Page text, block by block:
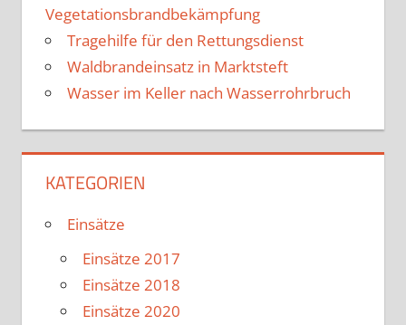
Vegetationsbrandbekämpfung
Tragehilfe für den Rettungsdienst
Waldbrandeinsatz in Marktsteft
Wasser im Keller nach Wasserrohrbruch
KATEGORIEN
Einsätze
Einsätze 2017
Einsätze 2018
Einsätze 2020